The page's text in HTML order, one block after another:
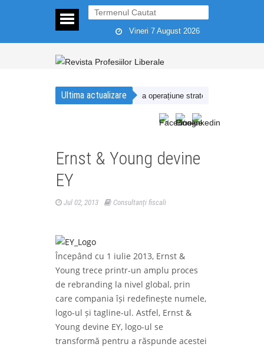
Vineri 7 August 2026
Ultima actualizare
în România printr-o a doua operațiune strategică desfășurată
Ernst & Young devine
EY
Jul 02, 2013 Consultanți fiscali
Începând cu 1 iulie 2013, Ernst &
Young trece printr-un amplu proces
de rebranding la nivel global, prin
care compania își redefinește numele,
logo-ul și tagline-ul. Astfel, Ernst &
Young devine EY, logo-ul se
transformă pentru a răspunde acestei